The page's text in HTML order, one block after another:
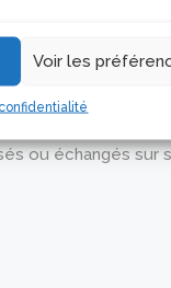
Voir les
site sont garantis
ou échangés sur